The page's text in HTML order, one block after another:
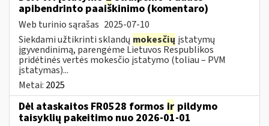
apibendrinto paaiškinimo (komentaro)
Web turinio sąrašas 2025-07-10
Siekdami užtikrinti sklandų mokesčių įstatymų
įgyvendinimą, parengėme Lietuvos Respublikos
pridėtinės vertės mokesčio įstatymo (toliau – PVM
įstatymas)...
Metai: 2025
Dėl ataskaitos FR0528 formos ir pildymo
taisyklių pakeitimo nuo 2026-01-01